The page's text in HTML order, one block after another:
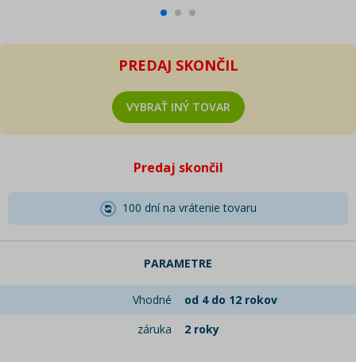
PREDAJ SKONČIL
VYBRAŤ INÝ TOVAR
Predaj skončil
100 dní na vrátenie tovaru
PARAMETRE
Vhodné
od 4 do 12 rokov
záruka
2 roky